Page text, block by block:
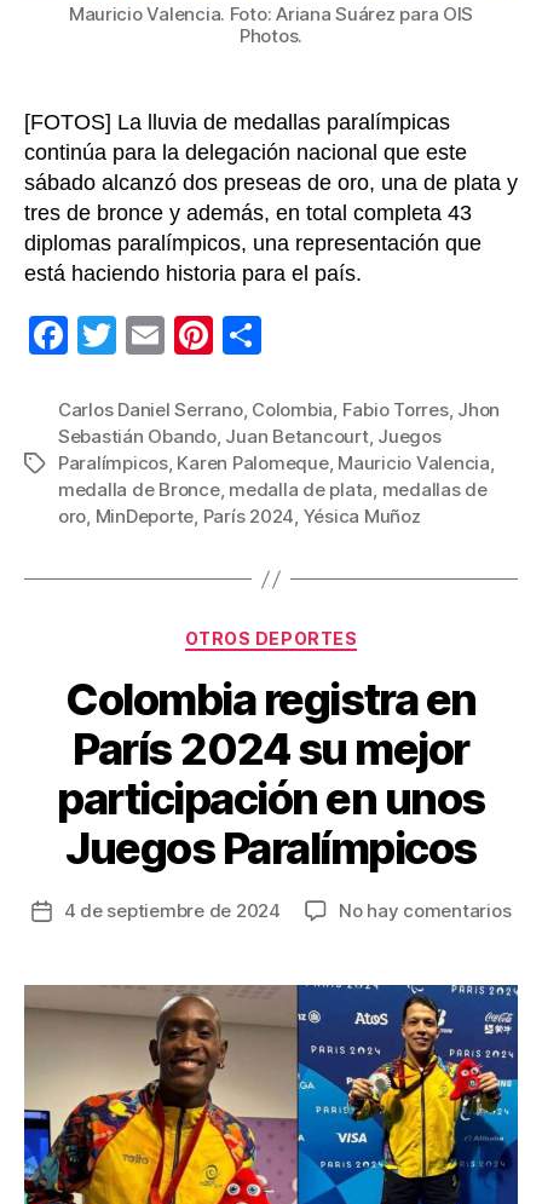
Mauricio Valencia. Foto: Ariana Suárez para OIS
Photos.
[FOTOS] La lluvia de medallas paralímpicas
continúa para la delegación nacional que este
sábado alcanzó dos preseas de oro, una de plata y
tres de bronce y además, en total completa 43
diplomas paralímpicos, una representación que
está haciendo historia para el país.
F
c
e
b
o
o
T
tt
er
E
ail
Pi
er
e
st
m
p
ar
tir
Etiquetas
Carlos Daniel Serrano, Colombia, Fabio Torres, Jhon
Sebastián Obando, Juan Betancourt, Juegos
Paralímpicos, Karen Palomeque, Mauricio Valencia,
medalla de Bronce, medalla de plata, medallas de
oro, MinDeporte, París 2024, Yésica Muñoz
Categorías
OTROS DEPORTES
Colombia registra en
París 2024 su mejor
participación en unos
Juegos Paralímpicos
Fecha
entrada
4 de septiembre de 2024 No hay comentariosen
en
en